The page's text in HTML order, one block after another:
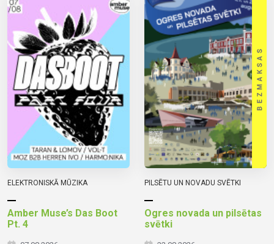
ELEKTRONISKĀ MŪZIKA
Amber Muse’s Das Boot
Pt. 4
PILSĒTU UN NOVADU SVĒTKI
Ogres novada un pilsētas
svētki